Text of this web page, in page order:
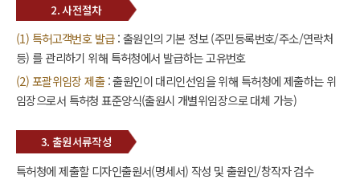
2. 사전절차
(1) 특허고객번호 발급: 출원인의 기본 정보 (주민등록번호/주소/연락처
등) 를 관리하기 위해 특허청에서 발급하는 고유번호
(2) 포괄위임장 제출: 출원인이 대리인선임을 위해 특허청에 제출하는 위
임장으로서 특허청 표준양식(출원시 개별위임장으로 대체 가능)
3. 출원서류작성
특허청에 제출할 디자인출원서(명세서) 작성 및 출원인/창작자 검수